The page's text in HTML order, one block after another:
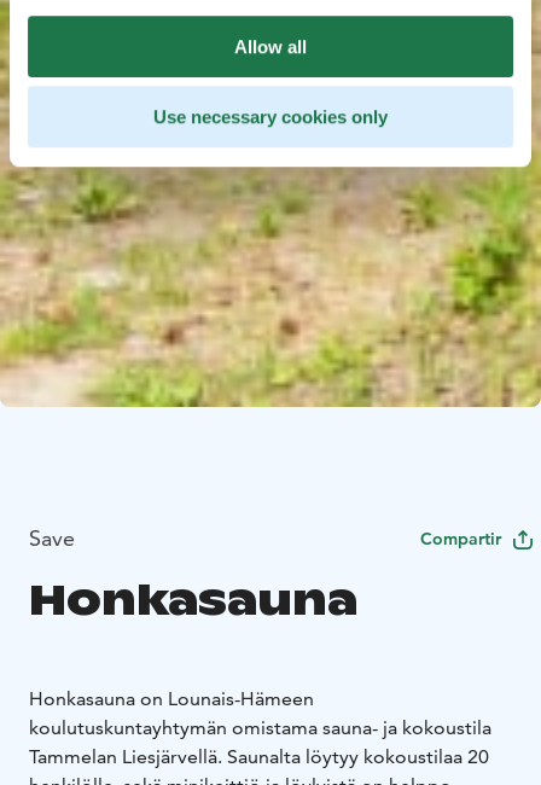
Allow all
Use necessary cookies only
Save Compartir
Honkasauna
Honkasauna on Lounais-Hämeen
koulutuskuntayhtymän omistama sauna- ja kokoustila
Tammelan Liesjärvellä. Saunalta löytyy kokoustilaa 20